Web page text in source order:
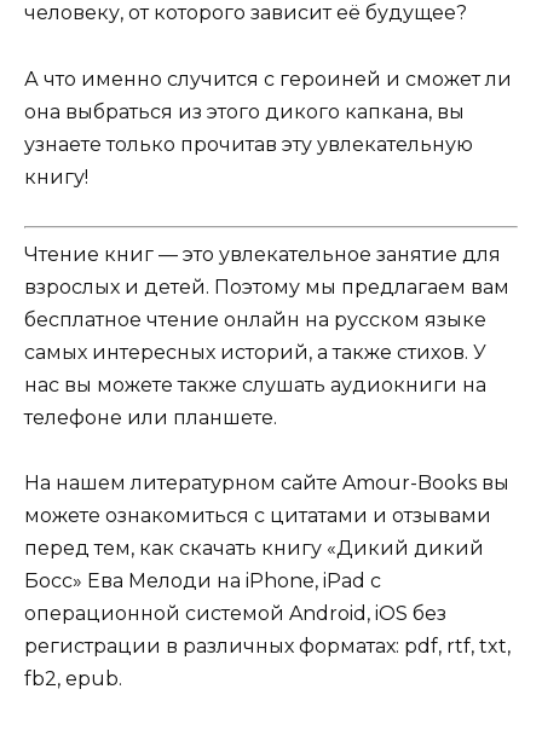
человеку, от которого зависит её будущее?
А что именно случится с героиней и сможет ли
она выбраться из этого дикого капкана, вы
узнаете только прочитав эту увлекательную
книгу!
Чтение книг — это увлекательное занятие для
взрослых и детей. Поэтому мы предлагаем вам
бесплатное чтение онлайн на русском языке
самых интересных историй, а также стихов. У
нас вы можете также слушать аудиокниги на
телефоне или планшете.
На нашем литературном сайте Amour-Books вы
можете ознакомиться с цитатами и отзывами
перед тем, как скачать книгу «Дикий дикий
Босс» Ева Мелоди на iPhone, iPad с
операционной системой Android, iOS без
регистрации в различных форматах: pdf, rtf, txt,
fb2, epub.